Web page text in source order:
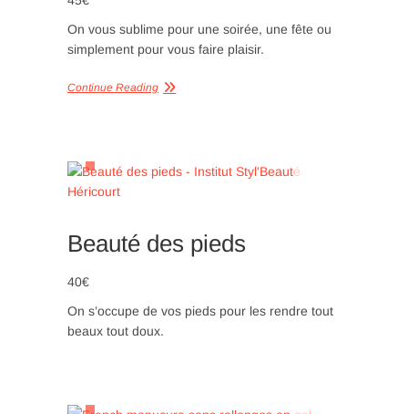
On vous sublime pour une soirée, une fête ou
simplement pour vous faire plaisir.
Continue Reading
Beauté des pieds
40€
On s’occupe de vos pieds pour les rendre tout
beaux tout doux.